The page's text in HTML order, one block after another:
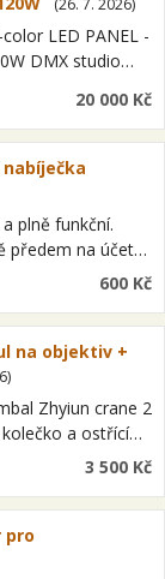
(26. 7. 2026)
LED PANEL -
DMX studio
20 000 Kč
nabíječka
plně funkční.
předem na účet
Kč. Dobírka na600 Kč
na objektiv +
)
Zhyiun crane 2
a ostřící
Gimbal jsem
3 500 Kč
pro